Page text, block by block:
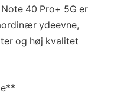
40 Pro+ 5G er
ydeevne,
og høj kvalitet